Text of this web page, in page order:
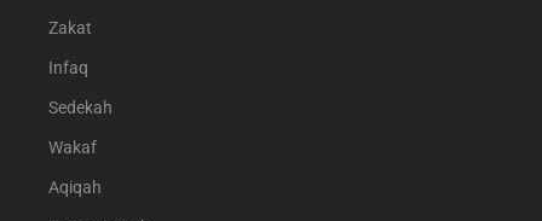
Zakat
Infaq
Sedekah
Wakaf
Aqiqah